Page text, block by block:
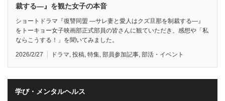
裁する—』を観た女子の本音
ショートドラマ『復讐同盟 —サレ妻と愛人はクズ旦那を制裁する—』
をトーキョー女子映画部正式部員の皆さんに観ていただき、感想や「私
ならこうする！」を聞いてみました。
2026/2/27 ドラマ 投稿 特集 部員参加記事 部活・イベント
学び・メンタルヘルス